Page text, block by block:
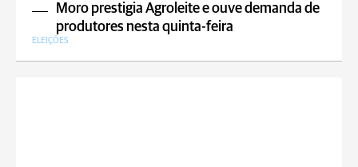
Moro prestigia Agroleite e ouve demanda de
produtores nesta quinta-feira
ELEIÇÕES